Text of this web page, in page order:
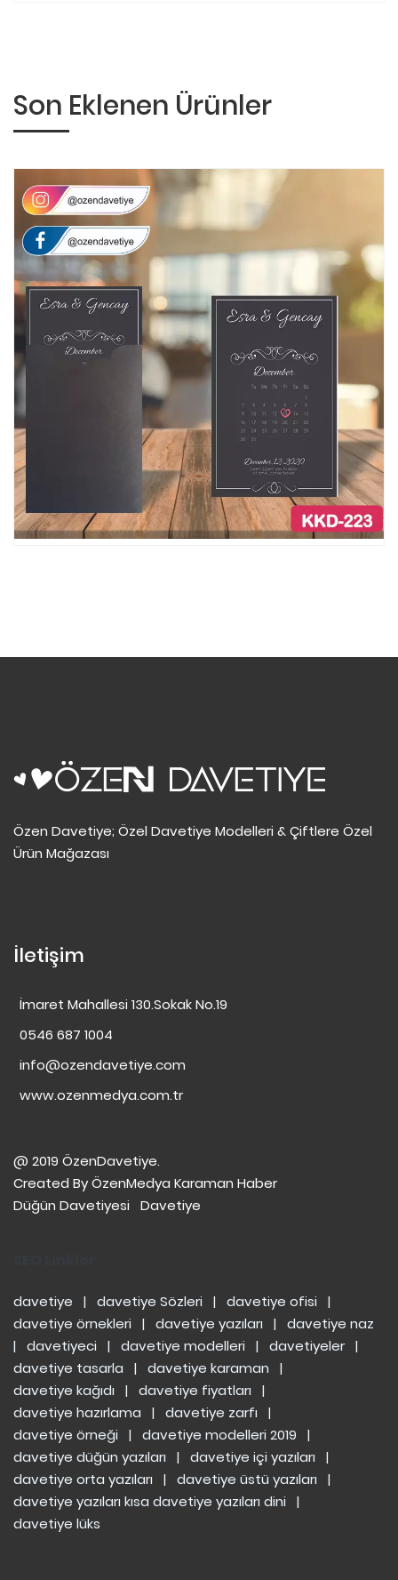
Son Eklenen Ürünler
Özen Davetiye; Özel Davetiye Modelleri & Çiftlere Özel
Ürün Mağazası
İletişim
İmaret Mahallesi 130.Sokak No.19
0546 687 1004
info@ozendavetiye.com
www.ozenmedya.com.tr
@ 2019 ÖzenDavetiye.
Created ByÖzenMedya Karaman Haber
Düğün Davetiyesi
Davetiye
davetiye | davetiye Sözleri | davetiye ofisi |
davetiye örnekleri | davetiye yazıları | davetiye naz
| davetiyeci | davetiye modelleri | davetiyeler|
davetiye tasarla | davetiye karaman |
davetiye kağıdı | davetiye fiyatları |
davetiye hazırlama | davetiye zarfı |
davetiye örneği | davetiye modelleri 2019 |
davetiye düğün yazıları | davetiye içi yazıları |
davetiye orta yazıları | davetiye üstü yazıları |
davetiye yazıları kısa davetiye yazıları dini |
davetiye lüks